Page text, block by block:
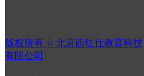
讯
心
定位：面向心理学爱好者
训，核心是搭建心理学基
版权所有 © 北京西红仕教育科技
有限公司